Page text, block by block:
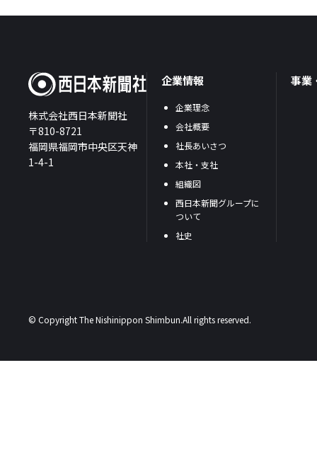
株式会社西日本新聞社
〒810-8721
福岡県福岡市中央区天神
1-4-1
企業情報
企業理念
会社概要
社長あいさつ
本社・支社
組織図
西日本新聞グループに
ついて
社史
事業
© Copyright The Nishinippon Shimbun.All rights reserved.